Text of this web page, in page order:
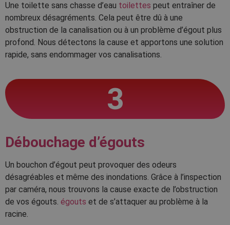
Une toilette sans chasse d’eau toilettes peut entraîner de
nombreux désagréments. Cela peut être dû à une
obstruction de la canalisation ou à un problème d’égout plus
profond. Nous détectons la cause et apportons une solution
rapide, sans endommager vos canalisations.
3
Débouchage d’égouts
Un bouchon d’égout peut provoquer des odeurs
désagréables et même des inondations. Grâce à l’inspection
par caméra, nous trouvons la cause exacte de l’obstruction
de vos égouts. égouts et de s’attaquer au problème à la
racine.